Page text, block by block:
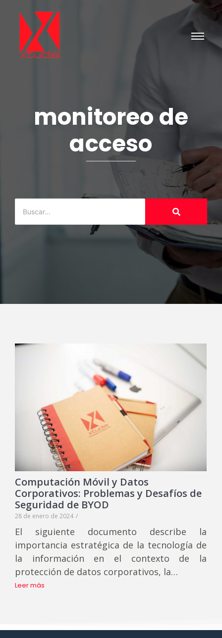
monitoreo de
acceso
Computación Móvil y Datos
Corporativos: Problemas y Desafíos de
Seguridad de BYOD
28 de enero de 2024 /
El siguiente documento describe la
importancia estratégica de la tecnología de
la información en el contexto de la
protección de datos corporativos, la…
Leer más